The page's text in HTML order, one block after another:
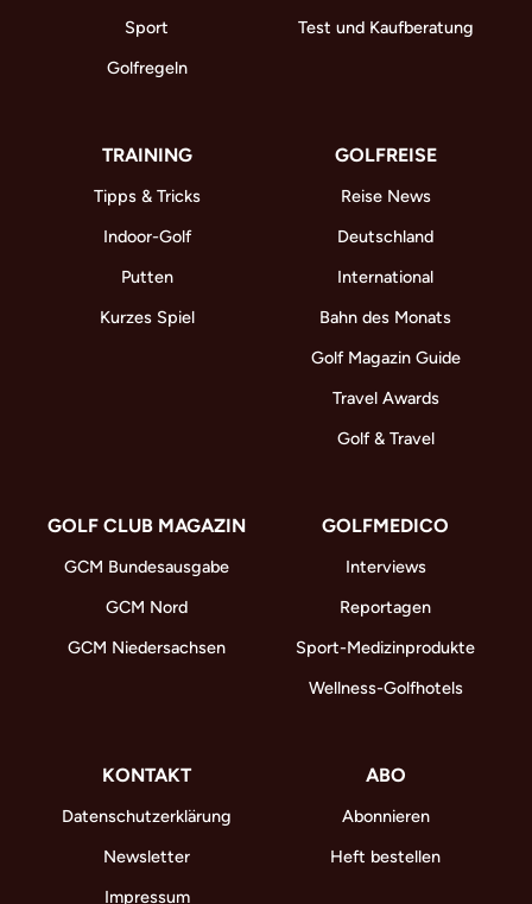
Sport
Golfregeln
Test und Kaufberatung
TRAINING
Tipps & Tricks
Indoor-Golf
Putten
Kurzes Spiel
GOLFREISE
Reise News
Deutschland
International
Bahn des Monats
Golf Magazin Guide
Travel Awards
Golf & Travel
GOLF CLUB MAGAZIN
GCM Bundesausgabe
GCM Nord
GCM Niedersachsen
GOLFMEDICO
Interviews
Reportagen
Sport-Medizinprodukte
Wellness-Golfhotels
KONTAKT
Datenschutzerklärung
Newsletter
Impressum
ABO
Abonnieren
Heft bestellen